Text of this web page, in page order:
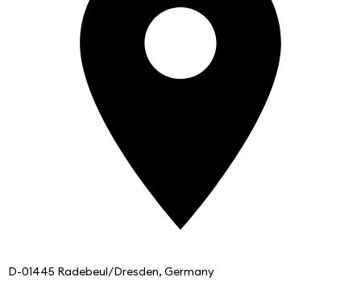
D-01445 Radebeul/Dresden, Germany